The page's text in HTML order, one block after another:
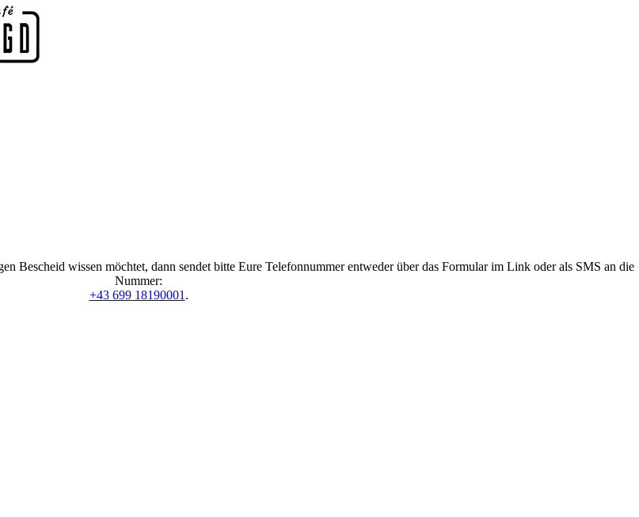
Bescheid wissen möchtet, dann sendet bitte Eure Telefonnummer entweder über das Formular im Link oder als SMS an die
Nummer:
+43 699 18190001 .